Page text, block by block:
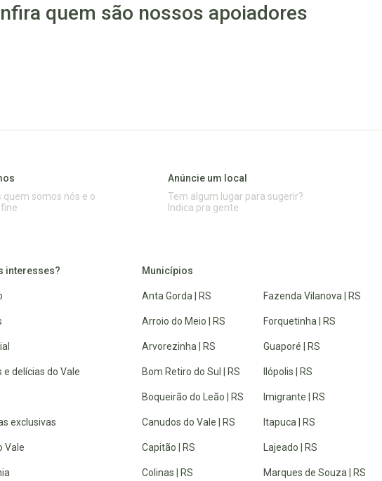
quem são nossos apoiadores
quem somos nós e o
Anúncie um local
Tem algum lugar para sugerir?
Indica pra gente
interesses?
e delícias do Vale
exclusivas
Vale
Municípios
Anta Gorda | RS
Arroio do Meio | RS
Arvorezinha | RS
Bom Retiro do Sul | RS
Boqueirão do Leão | RS
Canudos do Vale | RS
Capitão | RS
Colinas | RS
Fazenda Vilanova | RS
Forquetinha | RS
Guaporé | RS
Ilópolis | RS
Imigrante | RS
Itapuca | RS
Lajeado | RS
Marques de Souza | RS